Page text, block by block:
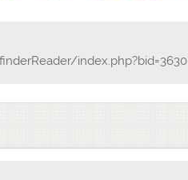
index.php?bid=3630